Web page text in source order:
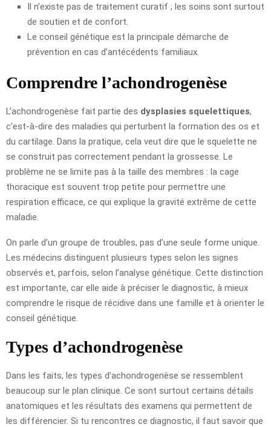
Il n’existe pas de traitement curatif ; les soins sont surtout
de soutien et de confort.
Le conseil génétique est la principale démarche de
prévention en cas d’antécédents familiaux.
Comprendre l’achondrogenèse
L’achondrogenèse fait partie des dysplasies squelettiques,
c’est-à-dire des maladies qui perturbent la formation des os et
du cartilage. Dans la pratique, cela veut dire que le squelette ne
se construit pas correctement pendant la grossesse. Le
problème ne se limite pas à la taille des membres : la cage
thoracique est souvent trop petite pour permettre une
respiration efficace, ce qui explique la gravité extrême de cette
maladie.
On parle d’un groupe de troubles, pas d’une seule forme unique.
Les médecins distinguent plusieurs types selon les signes
observés et, parfois, selon l’analyse génétique. Cette distinction
est importante, car elle aide à préciser le diagnostic, à mieux
comprendre le risque de récidive dans une famille et à orienter le
conseil génétique.
Types d’achondrogenèse
Dans les faits, les types d’achondrogenèse se ressemblent
beaucoup sur le plan clinique. Ce sont surtout certains détails
anatomiques et les résultats des examens qui permettent de
les différencier. Si tu rencontres ce diagnostic, il faut savoir que